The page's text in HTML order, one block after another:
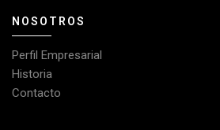
NOSOTROS
Perfil Empresarial
Historia
Contacto